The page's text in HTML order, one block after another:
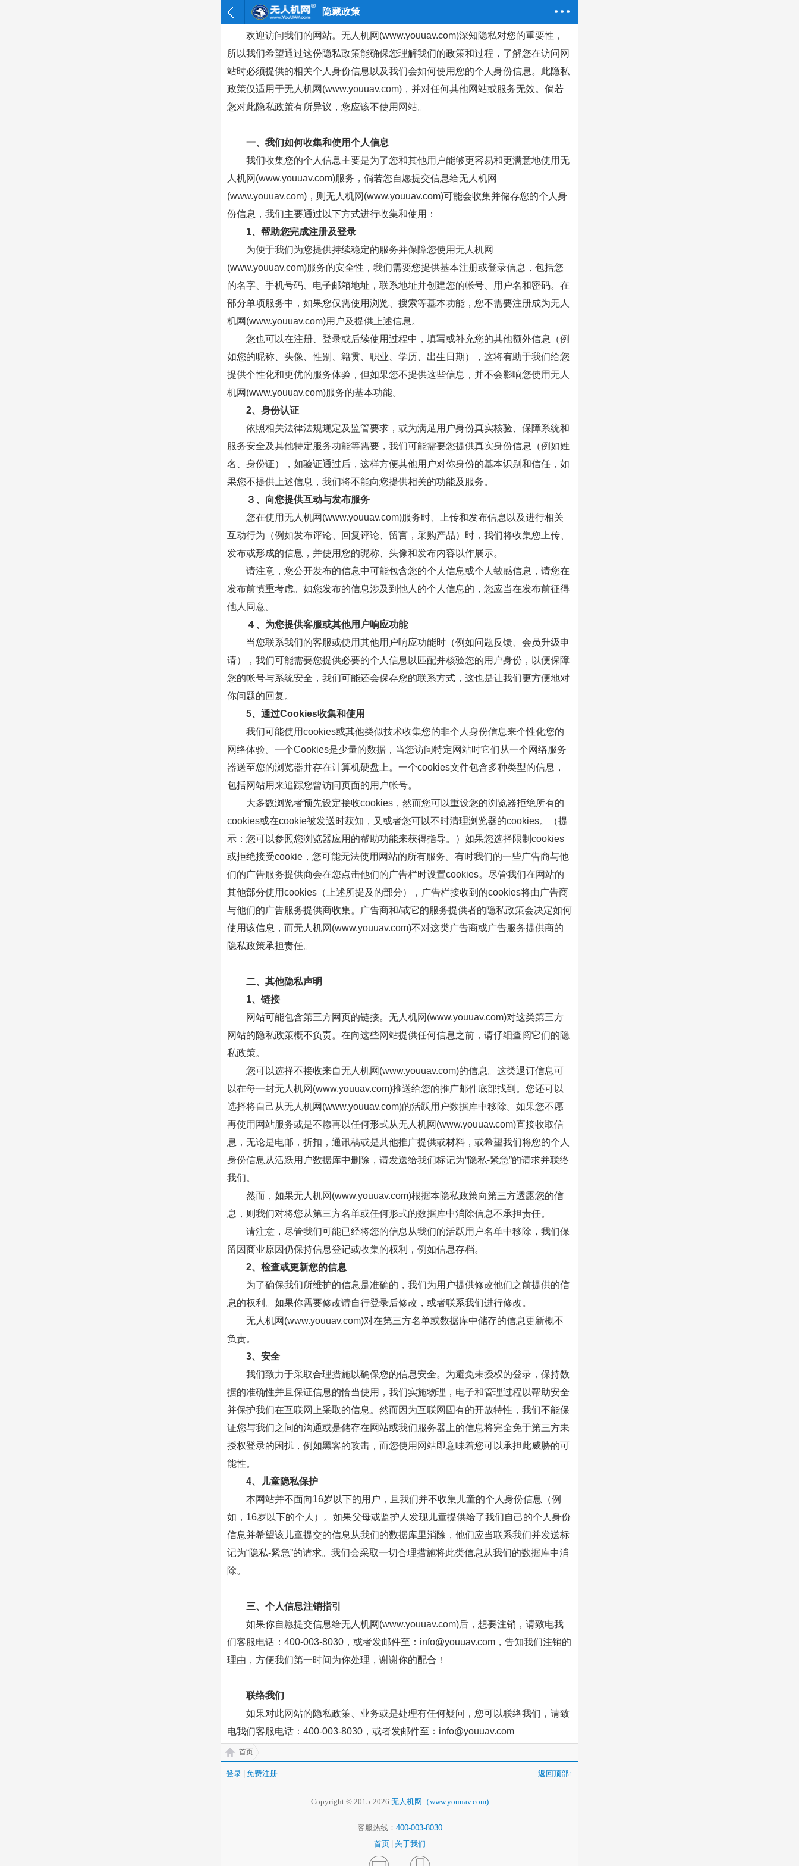
隐藏政策
欢迎访问我们的网站。无人机网(www.youuav.com)深知隐私对您的重要性，
所以我们希望通过这份隐私政策能确保您理解我们的政策和过程，了解您在访问网
站时必须提供的相关个人身份信息以及我们会如何使用您的个人身份信息。此隐私
政策仅适用于无人机网(www.youuav.com) ，并对任何其他网站或服务无效。倘若
您对此隐私政策有所异议，您应该不使用网站。
一、我们如何收集和使用个人信息
我们收集您的个人信息主要是为了您和其他用户能够更容易和更满意地使用无
人机网(www.youuav.com)服务，倘若您自愿提交信息给无人机网
(www.youuav.com)，则无人机网(www.youuav.com)可能会收集并储存您的个人身
份信息，我们主要通过以下方式进行收集和使用：
1、帮助您完成注册及登录
为便于我们为您提供持续稳定的服务并保障您使用无人机网
(www.youuav.com)服务的安全性，我们需要您提供基本注册或登录信息，包括您
的名字、手机号码、电子邮箱地址，联系地址并创建您的帐号、用户名和密码。在
部分单项服务中，如果您仅需使用浏览、搜索等基本功能，您不需要注册成为无人
机网(www.youuav.com)用户及提供上述信息。
您也可以在注册、登录或后续使用过程中，填写或补充您的其他额外信息（例
如您的昵称、头像、性别、籍贯、职业、学历、出生日期），这将有助于我们给您
提供个性化和更优的服务体验，但如果您不提供这些信息，并不会影响您使用无人
机网(www.youuav.com)服务的基本功能。
2、身份认证
依照相关法律法规规定及监管要求，或为满足用户身份真实核验、保障系统和
服务安全及其他特定服务功能等需要，我们可能需要您提供真实身份信息（例如姓
名、身份证），如验证通过后，这样方便其他用户对你身份的基本识别和信任，如
果您不提供上述信息，我们将不能向您提供相关的功能及服务。
３、向您提供互动与发布服务
您在使用无人机网(www.youuav.com)服务时、上传和发布信息以及进行相关
互动行为（例如发布评论、回复评论、留言，采购产品）时，我们将收集您上传、
发布或形成的信息，并使用您的昵称、头像和发布内容以作展示。
请注意，您公开发布的信息中可能包含您的个人信息或个人敏感信息，请您在
发布前慎重考虑。如您发布的信息涉及到他人的个人信息的，您应当在发布前征得
他人同意。
４、为您提供客服或其他用户响应功能
当您联系我们的客服或使用其他用户响应功能时（例如问题反馈、会员升级申
请），我们可能需要您提供必要的个人信息以匹配并核验您的用户身份，以便保障
您的帐号与系统安全，我们可能还会保存您的联系方式，这也是让我们更方便地对
你问题的回复。
5、通过Cookies收集和使用
我们可能使用cookies或其他类似技术收集您的非个人身份信息来个性化您的
网络体验。一个Cookies是少量的数据，当您访问特定网站时它们从一个网络服务
器送至您的浏览器并存在计算机硬盘上。一个cookies文件包含多种类型的信息，
包括网站用来追踪您曾访问页面的用户帐号。
大多数浏览者预先设定接收cookies，然而您可以重设您的浏览器拒绝所有的
cookies或在cookie被发送时获知，又或者您可以不时清理浏览器的cookies。（提
示：您可以参照您浏览器应用的帮助功能来获得指导。）如果您选择限制cookies
或拒绝接受cookie，您可能无法使用网站的所有服务。有时我们的一些广告商与他
们的广告服务提供商会在您点击他们的广告栏时设置cookies。尽管我们在网站的
其他部分使用cookies（上述所提及的部分），广告栏接收到的cookies将由广告商
与他们的广告服务提供商收集。广告商和/或它的服务提供者的隐私政策会决定如何
使用该信息，而无人机网(www.youuav.com)不对这类广告商或广告服务提供商的
隐私政策承担责任。
二、其他隐私声明
1、链接
网站可能包含第三方网页的链接。 无人机网(www.youuav.com)对这类第三方
网站的隐私政策概不负责。在向这些网站提供任何信息之前，请仔细查阅它们的隐
私政策。
您可以选择不接收来自无人机网(www.youuav.com)的信息。这类退订信息可
以在每一封无人机网(www.youuav.com)推送给您的推广邮件底部找到。您还可以
选择将自己从无人机网(www.youuav.com)的活跃用户数据库中移除。如果您不愿
再使用网站服务或是不愿再以任何形式从无人机网(www.youuav.com)直接收取信
息，无论是电邮，折扣，通讯稿或是其他推广提供或材料，或希望我们将您的个人
身份信息从活跃用户数据库中删除，请发送给我们标记为“隐私-紧急”的请求并联络
我们。
然而，如果无人机网(www.youuav.com)根据本隐私政策向第三方透露您的信
息，则我们对将您从第三方名单或任何形式的数据库中消除信息不承担责任。
请注意，尽管我们可能已经将您的信息从我们的活跃用户名单中移除，我们保
留因商业原因仍保持信息登记或收集的权利，例如信息存档。
2、检查或更新您的信息
为了确保我们所维护的信息是准确的，我们为用户提供修改他们之前提供的信
息的权利。如果你需要修改请自行登录后修改，或者联系我们进行修改。
无人机网(www.youuav.com)对在第三方名单或数据库中储存的信息更新概不
负责。
3、安全
我们致力于采取合理措施以确保您的信息安全。为避免未授权的登录，保持数
据的准确性并且保证信息的恰当使用，我们实施物理，电子和管理过程以帮助安全
并保护我们在互联网上采取的信息。然而因为互联网固有的开放特性，我们不能保
证您与我们之间的沟通或是储存在网站或我们服务器上的信息将完全免于第三方未
授权登录的困扰，例如黑客的攻击，而您使用网站即意味着您可以承担此威胁的可
能性。
4、儿童隐私保护
本网站并不面向16岁以下的用户，且我们并不收集儿童的个人身份信息（例
如，16岁以下的个人）。如果父母或监护人发现儿童提供给了我们自己的个人身份
信息并希望该儿童提交的信息从我们的数据库里消除，他们应当联系我们并发送标
记为“隐私-紧急”的请求。我们会采取一切合理措施将此类信息从我们的数据库中消
除。
三、个人信息注销指引
如果你自愿提交信息给无人机网(www.youuav.com)后，想要注销，请致电我
们客服电话：400-003-8030，或者发邮件至： info@youuav.com，告知我们注销的
理由，方便我们第一时间为你处理，谢谢你的配合！
联络我们
如果对此网站的隐私政策、业务或是处理有任何疑问，您可以联络我们， 请致
电我们客服电话：400-003-8030，或者发邮件至： info@youuav.com
首页
登录 免费注册 返回顶部↑
Copyright © 2015-2026 无人机网（www.youuav.com)
客服热线： 400-003-8030
首页
关于我们